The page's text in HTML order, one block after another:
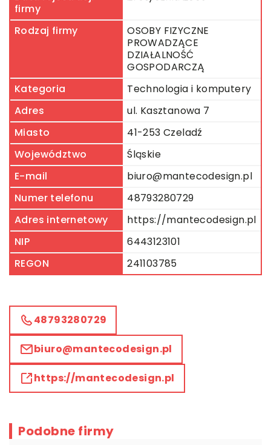
firmy
Rodzaj firmy
OSOBY FIZYCZNE
PROWADZĄCE
DZIAŁALNOŚĆ
GOSPODARCZĄ
Kategoria
Technologia i komputery
Adres
ul. Kasztanowa 7
Miasto
41-253 Czeladź
Województwo
Śląskie
E-mail
biuro@mantecodesign.pl
Numer telefonu
48793280729
Adres internetowy
https://mantecodesign.pl
NIP
6443123101
REGON
241103785
48793280729
biuro@mantecodesign.pl
https://mantecodesign.pl
Podobne firmy